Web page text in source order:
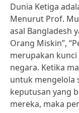
Dunia Ketiga
Menurut Prof.
asal Bangladesh
Orang Miskin”,
merupakan
negara. Ketika
untuk mengelola
keputusan yang
mereka, maka